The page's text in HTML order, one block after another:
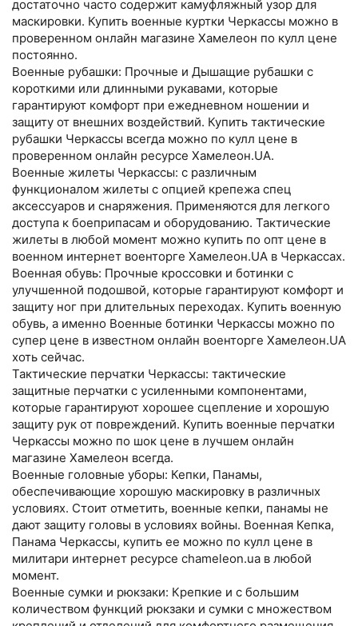
достаточно часто содержит камуфляжный узор для
маскировки. Купить военные куртки Черкассы можно в
проверенном онлайн магазине Хамелеон по кулл цене
постоянно.
Военные рубашки: Прочные и Дышащие рубашки с
короткими или длинными рукавами, которые
гарантируют комфорт при ежедневном ношении и
защиту от внешних воздействий. Купить тактические
рубашки Черкассы всегда можно по кулл цене в
проверенном онлайн ресурсе Хамелеон.UA.
Военные жилеты Черкассы: с различным
функционалом жилеты с опцией крепежа спец
аксессуаров и снаряжения. Применяются для легкого
доступа к боеприпасам и оборудованию. Тактические
жилеты в любой момент можно купить по опт цене в
военном интернет военторге Хамелеон.UA в Черкассах.
Военная обувь: Прочные кроссовки и ботинки с
улучшенной подошвой, которые гарантируют комфорт и
защиту ног при длительных переходах. Купить военную
обувь, а именно Военные ботинки Черкассы можно по
супер цене в известном онлайн военторге Хамелеон.UA
хоть сейчас.
Тактические перчатки Черкассы: тактические
защитные перчатки с усиленными компонентами,
которые гарантируют хорошее сцепление и хорошую
защиту рук от повреждений. Купить военные перчатки
Черкассы можно по шок цене в лучшем онлайн
магазине Хамелеон всегда.
Военные головные уборы: Кепки, Панамы,
обеспечивающие хорошую маскировку в различных
условиях. Стоит отметить, военные кепки, панамы не
дают защиту головы в условиях войны. Военная Кепка,
Панама Черкассы, купить ее можно по кулл цене в
милитари интернет ресурсе chameleon.ua в любой
момент.
Военные сумки и рюкзаки: Крепкие и с большим
количеством функций рюкзаки и сумки с множеством